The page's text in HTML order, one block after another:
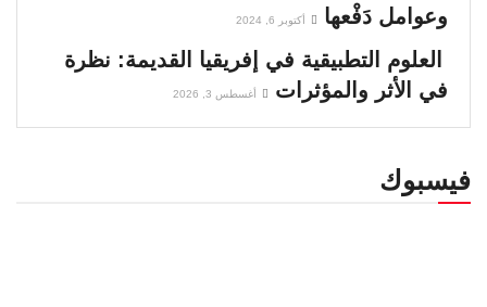
وعوامل دَفْعها
أكتوبر 6, 2024
العلوم التطبيقية في إفريقيا القديمة: نظرة
في الأثر والمؤثرات
أغسطس 3, 2026
فيسبوك